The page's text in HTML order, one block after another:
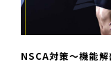
NSCA対策〜機能